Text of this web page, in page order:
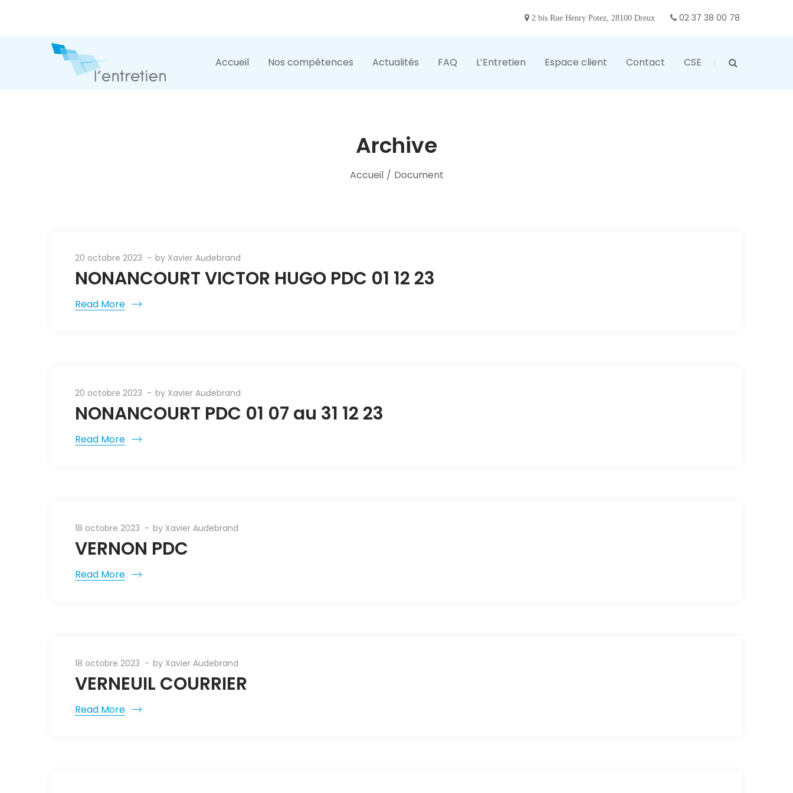
2 bis Rue Henry Potez, 28100 Dreux 02 37 38 00 78
Accueil Nos compétences Actualités FAQ L’Entretien Espace client Contact CSE
Archive
Accueil / Document
20 octobre 2023 by Xavier Audebrand
NONANCOURT VICTOR HUGO PDC 01 12 23
Read More
20 octobre 2023 by Xavier Audebrand
NONANCOURT PDC 01 07 au 31 12 23
Read More
18 octobre 2023 by Xavier Audebrand
VERNON PDC
Read More
18 octobre 2023 by Xavier Audebrand
VERNEUIL COURRIER
Read More